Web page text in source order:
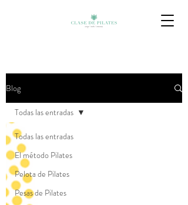
Blog
Todas las entradas
El método Pilates
Pelota de Pilates
Pesas de Pilates
Todas las entradas